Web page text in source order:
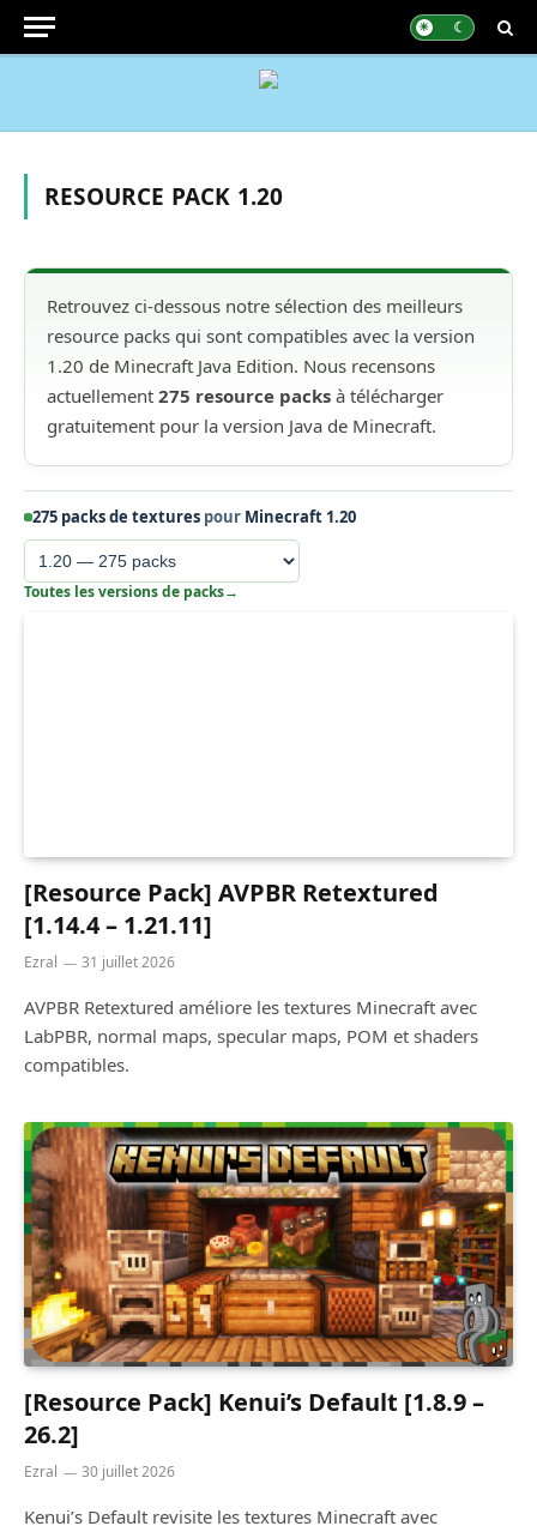
RESOURCE PACK 1.20
Retrouvez ci-dessous notre sélection des meilleurs
resource packs qui sont compatibles avec la version
1.20 de Minecraft Java Edition. Nous recensons
actuellement 275 resource packs à télécharger
gratuitement pour la version Java de Minecraft.
275 packs de textures pour Minecraft 1.20
Toutes les versions de packs→
[Resource Pack] AVPBR Retextured
[1.14.4 – 1.21.11]
Ezral 31 juillet 2026
AVPBR Retextured améliore les textures Minecraft avec
LabPBR, normal maps, specular maps, POM et shaders
compatibles.
[Resource Pack] Kenui’s Default [1.8.9 –
26.2]
Ezral 30 juillet 2026
Kenui’s Default revisite les textures Minecraft avec